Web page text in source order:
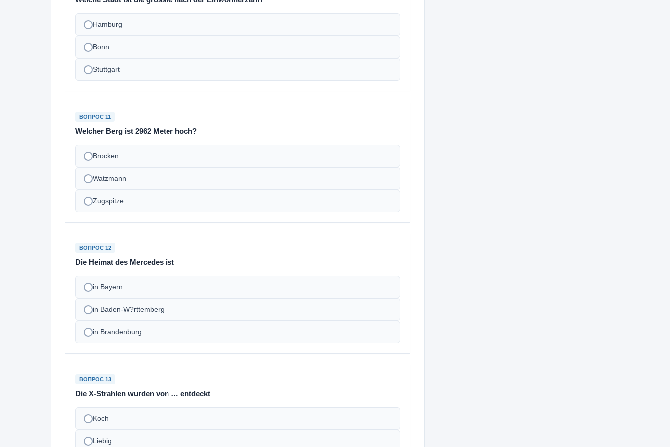
Hamburg
Bonn
Stuttgart
ВОПРОС 11
Welcher Berg ist 2962 Meter hoch?
Brocken
Watzmann
Zugspitze
ВОПРОС 12
Die Heimat des Mercedes ist
in Bayern
in Baden-W?rttemberg
in Brandenburg
ВОПРОС 13
Die X-Strahlen wurden von … entdeckt
Koch
Liebig